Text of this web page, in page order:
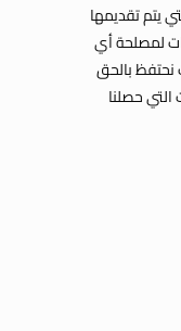
يتم تقديمها
لمصلحة أي
بالحق
حصلنا